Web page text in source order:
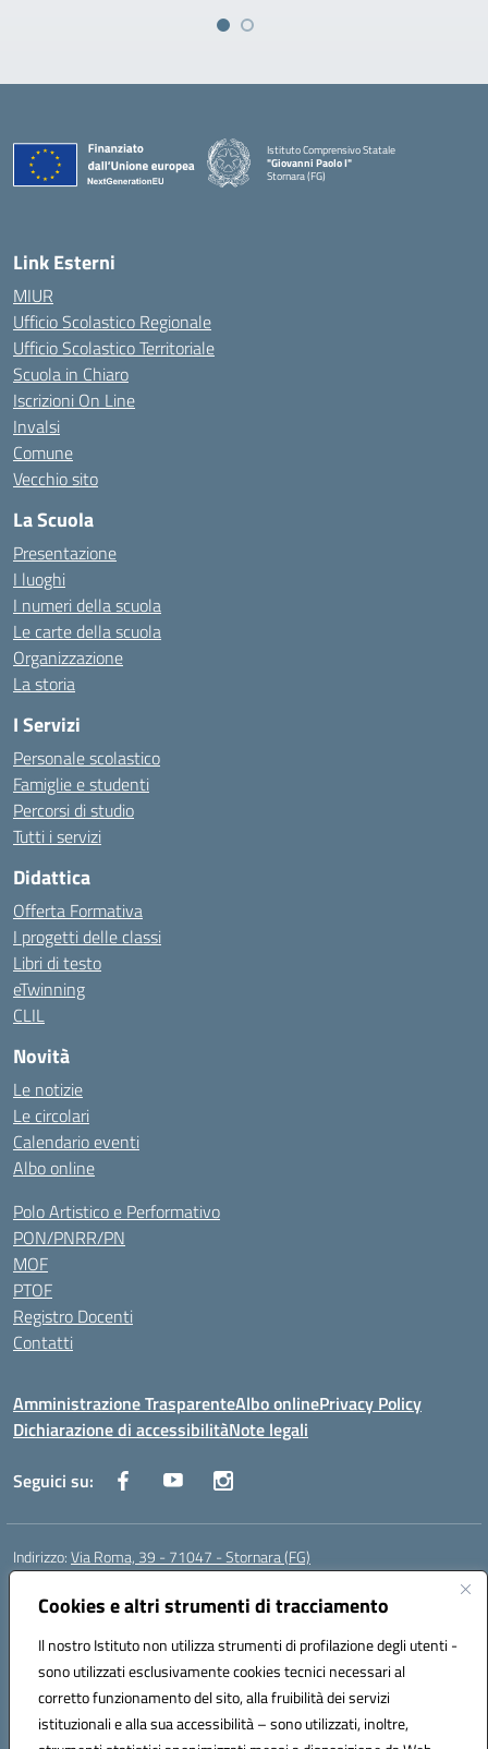
Cookies e altri strumenti di tracciamento
Il nostro Istituto non utilizza strumenti di profilazione degli utenti -
sono utilizzati esclusivamente cookies tecnici necessari al
corretto funzionamento del sito, alla fruibilità dei servizi
istituzionali e alla sua accessibilità – sono utilizzati, inoltre,
Istituto Comprensivo Statale
"Giovanni Paolo I"
Stornara (FG)
Link Esterni
MIUR
Ufficio Scolastico Regionale
Ufficio Scolastico Territoriale
Scuola in Chiaro
Iscrizioni On Line
Invalsi
Comune
Vecchio sito
La Scuola
Presentazione
I luoghi
I numeri della scuola
Le carte della scuola
Organizzazione
La storia
I Servizi
Personale scolastico
Famiglie e studenti
Percorsi di studio
Tutti i servizi
Didattica
Offerta Formativa
I progetti delle classi
Libri di testo
eTwinning
CLIL
Novità
Le notizie
Le circolari
Calendario eventi
Albo online
Polo Artistico e Performativo
PON/PNRR/PN
MOF
PTOF
Registro Docenti
Contatti
Amministrazione TrasparenteAlbo onlinePrivacy Policy
Dichiarazione di accessibilitàNote legali
Seguici su:
Indirizzo:Via Roma, 39 - 71047 - Stornara (FG)
Centralino:
Posta elettronica certificata (PEC):FGIC83700P@pec.istruzione.it
Codice fiscale: 90015650717
Codice meccanografico:FGIC83700P
Codice Indice delle Pubbliche Amministrazioni (IPA): istsc_fgic83700p
Codice unico di fatturazione (CUF): UFUOPR